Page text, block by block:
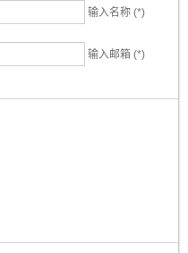
输入名称 (*)
输入邮箱 (*)